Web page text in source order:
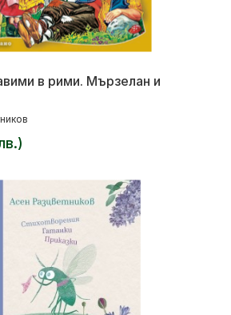
в рими. Мързелан и